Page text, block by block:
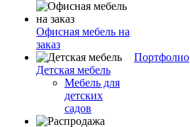
Офисная мебель на
заказ
Детская мебель
Мебель для
детских
садов
Портфолио